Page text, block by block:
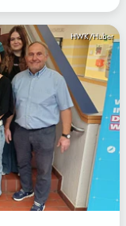
HWK/Huber